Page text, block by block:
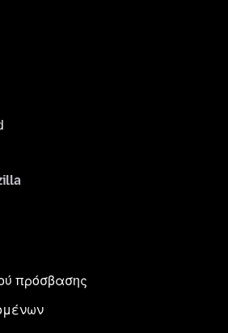
πρόσβασης